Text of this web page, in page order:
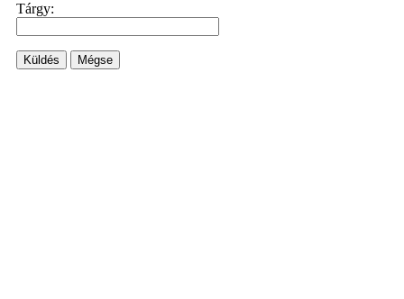
Tárgy:
Küldés Mégse